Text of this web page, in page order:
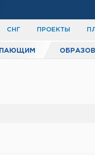
СНГ ПРОЕКТЫ